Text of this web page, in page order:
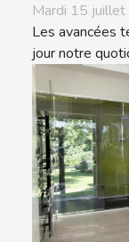
Mardi 15
Les avancées
jour notre